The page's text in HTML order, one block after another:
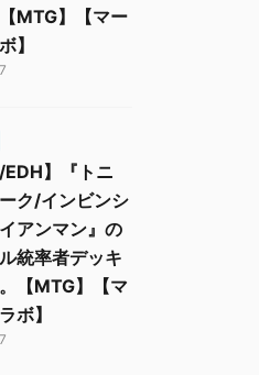
MTG】【マー
】
/EDH】『トニ
ク/インビンシ
アンマン』の
統率者デッキ
【MTG】【マ
ボ】